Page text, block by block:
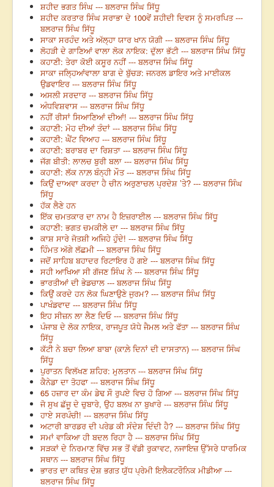
ਸ਼ਹੀਦ ਭਗਤ ਸਿੰਘ --- ਬਲਰਾਜ ਸਿੰਘ ਸਿੱਧੂ
ਸ਼ਹੀਦ ਕਰਤਾਰ ਸਿੰਘ ਸਰਾਭਾ ਦੇ 100ਵੇਂ ਸ਼ਹੀਦੀ ਦਿਵਸ ਨੂੰ ਸਮਰਪਿਤ ---
ਬਲਰਾਜ ਸਿੰਘ ਸਿੱਧੂ
ਸਾਕਾ ਸਰਹੰਦ ਅਤੇ ਅੱਲ੍ਹਾ ਯਾਰ ਖਾਨ ਯੋਗੀ --- ਬਲਰਾਜ ਸਿੰਘ ਸਿੱਧੂ
ਲੋਹੜੀ ਦੇ ਗਾਣਿਆਂ ਵਾਲਾ ਲੋਕ ਨਾਇਕ: ਦੁੱਲਾ ਭੱਟੀ --- ਬਲਰਾਜ ਸਿੰਘ ਸਿੱਧੂ
ਕਹਾਣੀ: ਤੇਰਾ ਕੋਈ ਕਸੂਰ ਨਹੀਂ --- ਬਲਰਾਜ ਸਿੰਘ ਸਿੱਧੂ
ਸਾਕਾ ਜਲ੍ਹਿਆਂਵਾਲਾ ਬਾਗ ਦੇ ਬੁੱਚੜ: ਜਨਰਲ ਡਾਇਰ ਅਤੇ ਮਾਈਕਲ
ਉਡਵਾਇਰ --- ਬਲਰਾਜ ਸਿੰਘ ਸਿੱਧੂ
ਅਸਲੀ ਸਰਦਾਰ --- ਬਲਰਾਜ ਸਿੰਘ ਸਿੱਧੂ
ਅੰਧਵਿਸ਼ਵਾਸ --- ਬਲਰਾਜ ਸਿੰਘ ਸਿੱਧੂ
ਨਹੀਂ ਰੀਸਾਂ ਸਿਆਣਿਆਂ ਦੀਆਂ! --- ਬਲਰਾਜ ਸਿੰਘ ਸਿੱਧੂ
ਕਹਾਣੀ: ਮੋਹ ਦੀਆਂ ਤੰਦਾਂ --- ਬਲਰਾਜ ਸਿੰਘ ਸਿੱਧੂ
ਕਹਾਣੀ: ਘੈਂਟ ਵਿਆਹ --- ਬਲਰਾਜ ਸਿੰਘ ਸਿੱਧੂ
ਕਹਾਣੀ: ਬਰਾਬਰ ਦਾ ਰਿਸ਼ਤਾ --- ਬਲਰਾਜ ਸਿੰਘ ਸਿੱਧੂ
ਜੱਗ ਬੀਤੀ: ਲਾਲਚ ਬੁਰੀ ਬਲਾ --- ਬਲਰਾਜ ਸਿੰਘ ਸਿੱਧੂ
ਕਹਾਣੀ: ਲੱਕ ਨਾਲ਼ ਬੰਨ੍ਹੀ ਮੌਤ --- ਬਲਰਾਜ ਸਿੰਘ ਸਿੱਧੂ
ਕਿਉਂ ਦਾਅਵਾ ਕਰਦਾ ਹੈ ਚੀਨ ਅਰੁਣਾਚਲ ਪ੍ਰਦੇਸ਼ ’ਤੇ? --- ਬਲਰਾਜ ਸਿੰਘ
ਸਿੱਧੂ
ਹੱਕ ਲੈਣੇ ਹਨ
ਇੱਕ ਚਮਤਕਾਰ ਦਾ ਨਾਮ ਹੈ ਇਜ਼ਰਾਈਲ --- ਬਲਰਾਜ ਸਿੰਘ ਸਿੱਧੂ
ਕਹਾਣੀ: ਭਗਤ ਚਮਕੀਲੇ ਦਾ --- ਬਲਰਾਜ ਸਿੰਘ ਸਿੱਧੂ
ਕਾਸ਼ ਸਾਰੇ ਜੋਤਸ਼ੀ ਅਜਿਹੇ ਹੁੰਦੇ! --- ਬਲਰਾਜ ਸਿੰਘ ਸਿੱਧੂ
ਹਿੰਮਤ ਅੱਗੇ ਲੱਛਮੀ --- ਬਲਰਾਜ ਸਿੰਘ ਸਿੱਧੂ
ਜਦੋਂ ਸਾਹਿਬ ਬਹਾਦਰ ਰਿਟਾਇਰ ਹੋ ਗਏ --- ਬਲਰਾਜ ਸਿੰਘ ਸਿੱਧੂ
ਸਹੀ ਆਖਿਆ ਸੀ ਗੱਜਣ ਸਿੰਘ ਨੇ --- ਬਲਰਾਜ ਸਿੰਘ ਸਿੱਧੂ
ਭਾਰਤੀਆਂ ਦੀ ਭੇਡਚਾਲ --- ਬਲਰਾਜ ਸਿੰਘ ਸਿੱਧੂ
ਕਿਉਂ ਕਰਦੇ ਹਨ ਲੋਕ ਘਿਣਾਉਣੇ ਜੁਰਮ? --- ਬਲਰਾਜ ਸਿੰਘ ਸਿੱਧੂ
ਪਾਖੰਡਵਾਦ --- ਬਲਰਾਜ ਸਿੰਘ ਸਿੱਧੂ
ਇਹ ਸੀਜ਼ਨ ਲਾ ਲੈਣ ਦਿਓ --- ਬਲਰਾਜ ਸਿੰਘ ਸਿੱਧੂ
ਪੰਜਾਬ ਦੇ ਲੋਕ ਨਾਇਕ, ਰਾਜਪੂਤ ਯੋਧੇ ਜੈਮਲ ਅਤੇ ਫੱਤਾ --- ਬਲਰਾਜ ਸਿੰਘ
ਸਿੱਧੂ
ਕੱਟੀ ਨੇ ਬਚਾ ਲਿਆ ਬਾਬਾ (ਕਾਲ਼ੇ ਦਿਨਾਂ ਦੀ ਦਾਸਤਾਨ) --- ਬਲਰਾਜ ਸਿੰਘ
ਸਿੱਧੂ
ਪੁਰਾਤਨ ਵਿਲੱਖਣ ਸ਼ਹਿਰ: ਮੁਲਤਾਨ --- ਬਲਰਾਜ ਸਿੰਘ ਸਿੱਧੂ
ਕੈਨੇਡਾ ਦਾ ਤੋਹਫਾ --- ਬਲਰਾਜ ਸਿੰਘ ਸਿੱਧੂ
65 ਹਜ਼ਾਰ ਦਾ ਕੰਮ ਡੇਢ ਸੌ ਰੁਪਏ ਵਿਚ ਹੋ ਗਿਆ --- ਬਲਰਾਜ ਸਿੰਘ ਸਿੱਧੂ
ਜੋ ਸੁਖ ਛੱਜੂ ਦੇ ਚੁਬਾਰੇ, ਉਹ ਬਲਖ ਨਾ ਬੁਖਾਰੇ --- ਬਲਰਾਜ ਸਿੰਘ ਸਿੱਧੂ
ਹਾਏ ਸਰਪੰਚੀ! --- ਬਲਰਾਜ ਸਿੰਘ ਸਿੱਧੂ
ਅਟਾਰੀ ਬਾਰਡਰ ਦੀ ਪਰੇਡ ਕੀ ਸੰਦੇਸ਼ ਦਿੰਦੀ ਹੈ? --- ਬਲਰਾਜ ਸਿੰਘ ਸਿੱਧੂ
ਸਮਾਂ ਵਾਕਿਆ ਹੀ ਬਦਲ ਰਿਹਾ ਹੈ --- ਬਲਰਾਜ ਸਿੰਘ ਸਿੱਧੂ
ਸੜਕਾਂ ਦੇ ਨਿਰਮਾਣ ਵਿੱਚ ਸਭ ਤੋਂ ਵੱਡੀ ਰੁਕਾਵਟ, ਨਜਾਇਜ਼ ਉੱਸਰੇ ਧਾਰਮਿਕ
ਸਥਾਨ --- ਬਲਰਾਜ ਸਿੰਘ ਸਿੱਧੂ
ਭਾਰਤ ਦਾ ਕਥਿਤ ਦੇਸ਼ ਭਗਤ ਯੁੱਧ ਪ੍ਰੇਮੀ ਇਲੈਕਟਰੌਨਿਕ ਮੀਡੀਆ ---
ਬਲਰਾਜ ਸਿੰਘ ਸਿੱਧੂ